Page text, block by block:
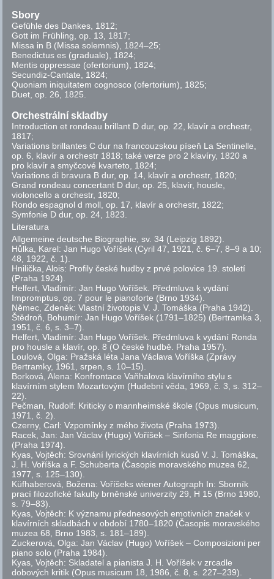
Sbory
Gefühle des Dankes, 1812;
Gott im Frühling,op. 13, 1817;
Missa in B (Missa solemnis), 1824–25;
Benedictus es (graduale), 1824;
Mentis oppressae (ofertorium), 1824;
Secundiz-Cantate, 1824;
Quoniam iniquitatem cognosco (ofertorium), 1825;
Duet,op. 26, 1825.
Orchestrální skladby
Introduction et rondeau brillant D dur,op. 22, klavír a orchestr,
1817;
Variations brillantes C dur na francouzskou píseň La Sentinelle,
op. 6, klavír a orchestr 1818; také verze pro 2 klavíry, 1820 a
pro klavír a smyčcové kvarteto, 1824;
Variations di bravura B dur,op. 14, klavír a orchestr, 1820;
Grand rondeau concertant D dur,op. 25, klavír, housle,
violoncello a orchestr, 1820;
Rondo espagnol d moll,op. 17, klavír a orchestr, 1822;
Symfonie D dur,op. 24, 1823.
Literatura
Allgemeine deutsche Biographie,sv. 34 (Leipzig 1892).
Hůlka, Karel: Jan Hugo Voříšek (Cyril 47, 1921,č. 6–7, 8–9 a 10;
48, 1922,č. 1).
Hnilička, Alois: Profily české hudby z prvé polovice 19. století
(Praha 1924).
Helfert, Vladimír: Jan Hugo Voříšek. Předmluva k vydání
Impromptus,op. 7 pour le pianoforte (Brno 1934).
Němec, Zdeněk: Vlastní životopis V. J. Tomáška (Praha 1942).
Štědroň, Bohumír: Jan Hugo Voříšek (1791–1825) (Bertramka 3,
1951,č. 6, s. 3–7).
Helfert, Vladimír: Jan Hugo Voříšek. Předmluva k vydání Ronda
pro housle a klavír,op. 8 (O české hudbě. Praha 1957).
Loulová, Olga: Pražská léta Jana Václava Voříška (Zprávy
Bertramky, 1961, srpen, s. 10–15).
Borková, Alena: Konfrontace Vaňhalova klavírního stylu s
klavírním stylem Mozartovým (Hudební věda, 1969,č. 3, s. 312–
22).
Pečman, Rudolf: Kriticky o mannheimské škole (Opus musicum,
1971,č. 2).
Czerny, Carl: Vzpomínky z mého života (Praha 1973).
Racek, Jan: Jan Václav (Hugo) Voříšek – Sinfonia Re maggiore.
(Praha 1974).
Kyas, Vojtěch: Srovnání lyrických klavírních kusů V. J. Tomáška,
J. H. Voříška a F. Schuberta (Časopis moravského muzea 62,
1977, s. 125–130).
Küfhaberová, Božena: Voříšeks wiener Autograph In: Sborník
prací filozofické fakulty brněnské univerzity 29, H 15 (Brno 1980,
s. 79–83).
Kyas, Vojtěch: K významu přednesových emotivních značek v
klavírních skladbách v období 1780–1820 (Časopis moravského
muzea 68, Brno 1983, s. 181–189).
Zuckerová, Olga: Jan Václav (Hugo) Voříšek –Composizioni per
pianosolo (Praha 1984).
Kyas, Vojtěch: Skladatel a pianista J. H. Voříšek v zrcadle
dobových kritik (Opus musicum 18, 1986,č. 8, s. 227–239).